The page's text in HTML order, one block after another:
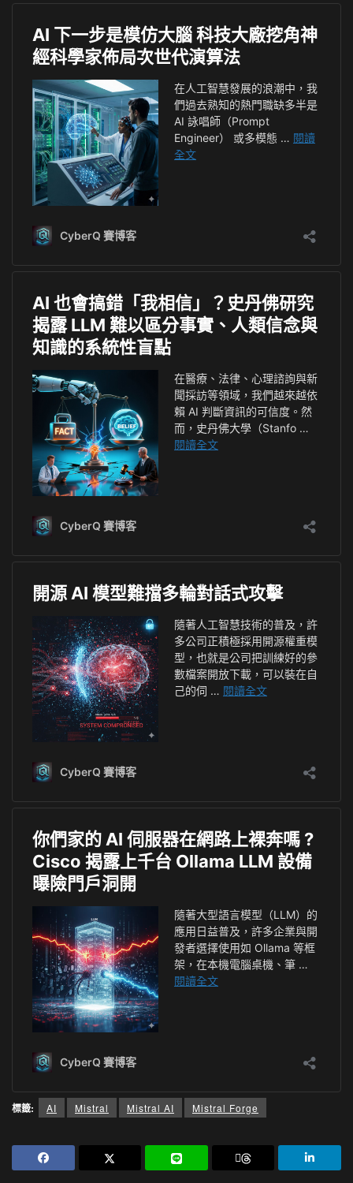
標籤: AI Mistral Mistral AI Mistral Forge